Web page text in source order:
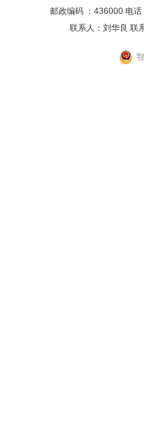
邮政编码 ：436000 电
联系人：刘华良 联